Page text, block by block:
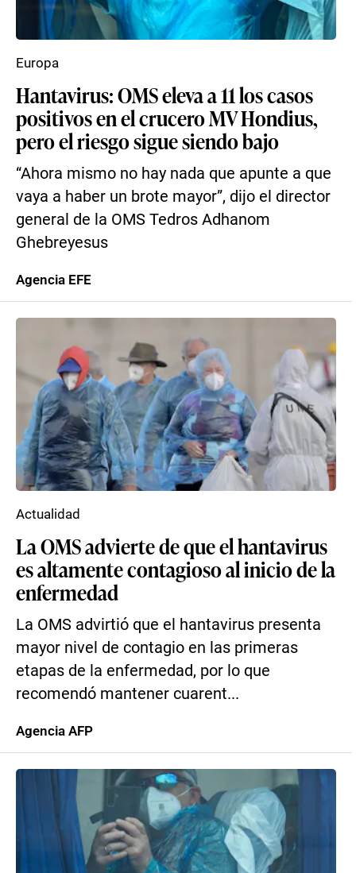
Hantavirus: OMS eleva a 11 los casos
positivos en el crucero MV Hondius,
pero el riesgo sigue siendo bajo
“Ahora mismo no hay nada que apunte a que
vaya a haber un brote mayor”, dijo el director
general de la OMS Tedros Adhanom
Ghebreyesus
Europa
Agencia EFE
La OMS advierte de que el hantavirus
es altamente contagioso al inicio de la
enfermedad
La OMS advirtió que el hantavirus presenta
mayor nivel de contagio en las primeras
etapas de la enfermedad, por lo que
recomendó mantener cuarent...
Actualidad
Agencia AFP